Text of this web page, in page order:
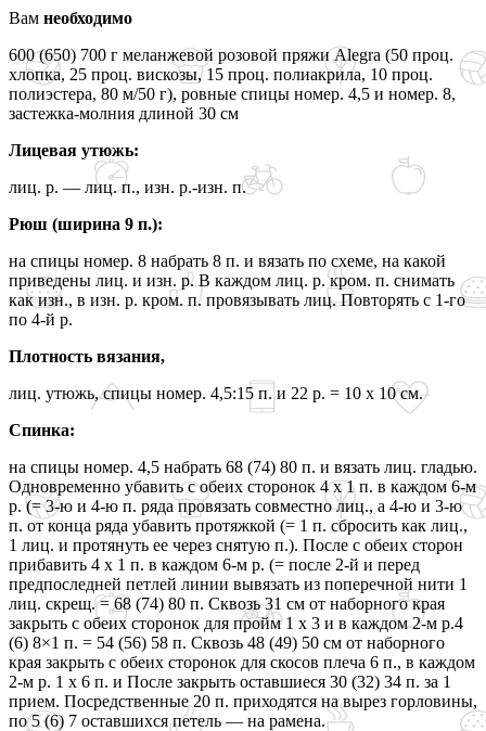
Вам необходимо
600 (650) 700 г меланжевой розовой пряжи Alegra (50 проц.
хлопка, 25 проц. вискозы, 15 проц. полиакрила, 10 проц.
полиэстера, 80 м/50 г), ровные спицы номер. 4,5 и номер. 8,
застежка-молния длиной 30 см
Лицевая утюжь:
лиц. р. — лиц. п., изн. р.-изн. п.
Рюш (ширина 9 п.):
на спицы номер. 8 набрать 8 п. и вязать по схеме, на какой
приведены лиц. и изн. р. В каждом лиц. р. кром. п. снимать
как изн., в изн. р. кром. п. провязывать лиц. Повторять с 1-го
по 4-й р.
Плотность вязания,
лиц. утюжь, спицы номер. 4,5:15 п. и 22 р. = 10 х 10 см.
Спинка:
на спицы номер. 4,5 набрать 68 (74) 80 п. и вязать лиц. гладью.
Одновременно убавить с обеих сторонок 4 х 1 п. в каждом 6-м
р. (= 3-ю и 4-ю п. ряда провязать совместно лиц., а 4-ю и 3-ю
п. от конца ряда убавить протяжкой (= 1 п. сбросить как лиц.,
1 лиц. и протянуть ее через снятую п.). После с обеих сторон
прибавить 4 х 1 п. в каждом 6-м р. (= после 2-й и перед
предпоследней петлей линии вывязать из поперечной нити 1
лиц. скрещ. = 68 (74) 80 п. Сквозь 31 см от наборного края
закрыть с обеих сторонок для пройм 1 х 3 и в каждом 2-м р.4
(6) 8×1 п. = 54 (56) 58 п. Сквозь 48 (49) 50 см от наборного
края закрыть с обеих сторонок для скосов плеча 6 п., в каждом
2-м р. 1 х 6 п. и После закрыть оставшиеся 30 (32) 34 п. за 1
прием. Посредственные 20 п. приходятся на вырез горловины,
по 5 (6) 7 оставшихся петель — на рамена.